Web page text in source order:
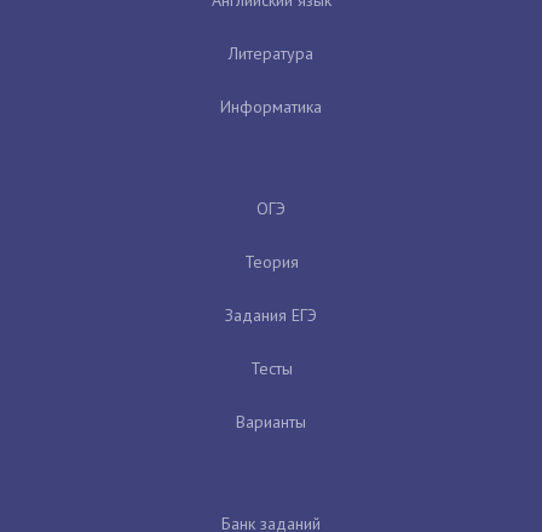
Литература
Информатика
ОГЭ
Теория
Задания ЕГЭ
Тесты
Варианты
Банк заданий